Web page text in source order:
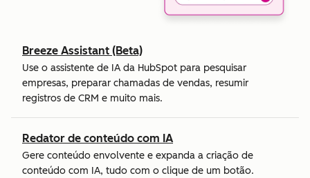
Breeze Assistant (Beta)
Use o assistente de IA da HubSpot para pesquisar
empresas, preparar chamadas de vendas, resumir
registros de CRM e muito mais.
Redator de conteúdo com IA
Gere conteúdo envolvente e expanda a criação de
conteúdo com IA, tudo com o clique de um botão.